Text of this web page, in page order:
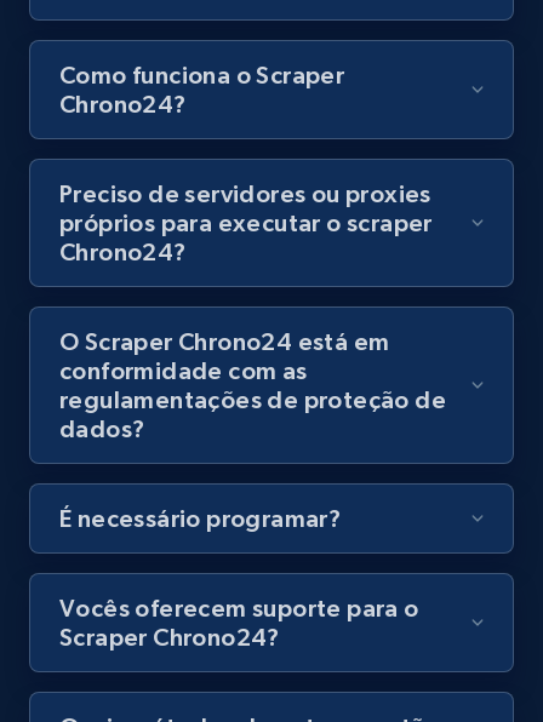
Youtube - Videos posts - Discovery videos
by podcast url
URL, Title, Youtuber, Youtuber md5, Video url,
Video length, Likes, Views, and more.
URL, Product name, Product rating, Product
rating object, Product rating max, Rating,
Author name, Asin, and more.
TikTok - Posts
URL, Post id, Description, Create time, Digg
count, Share count, Collect count, Comment
Como funciona o Scraper
Chrono24?
Preciso de servidores ou proxies
próprios para executar o scraper
Chrono24?
O Scraper Chrono24 está em
conformidade com as
regulamentações de proteção de
dados?
É necessário programar?
Vocês oferecem suporte para o
Scraper Chrono24?